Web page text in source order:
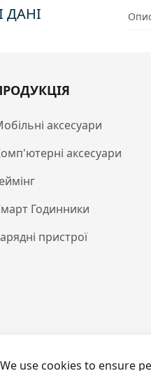
ДАНІ
аксесуари
аксесуари
Годинники
пристрої
We use cookies to ensure